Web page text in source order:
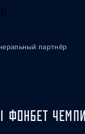
партнёр
ФОНБЕТ